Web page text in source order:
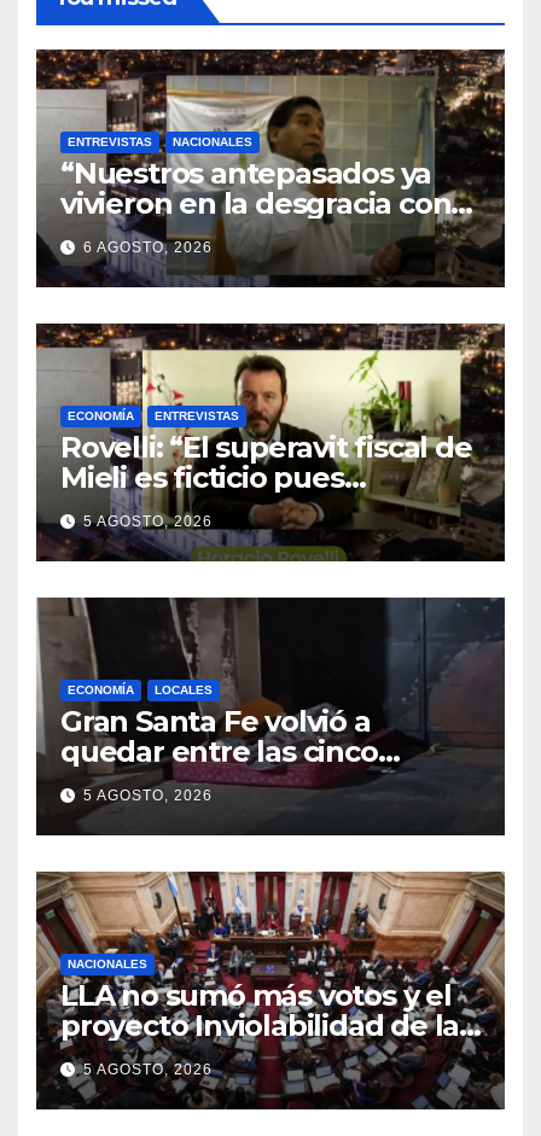
ENTREVISTAS NACIONALES
“Nuestros antepasados ya
vivieron en la desgracia con
la Forestal algo que quizás se
repita”
6 AGOSTO, 2026
ECONOMÍA ENTREVISTAS
Rovelli: “El superavit fiscal de
Mieli es ficticio pues
debemos 480 mil millones de
dólares”
5 AGOSTO, 2026
ECONOMÍA LOCALES
Gran Santa Fe volvió a
quedar entre las cinco
regiones con más pobreza
del país
5 AGOSTO, 2026
NACIONALES
LLA no sumó más votos y el
proyecto Inviolabilidad de la
Propiedad Privada corre
riesgo de caerse en el
Senado
5 AGOSTO, 2026